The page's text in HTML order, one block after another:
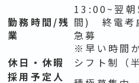
勤務時間/残
業
13:00~翌
間) 終電考
急募
※早い時間
休日・休暇
シフト制（
採用予定人